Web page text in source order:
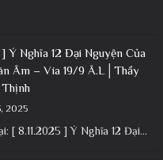
] Ý Nghĩa 12 Đại Nguyện Của
Âm – Vía 19/9 Â.L│Thầy
2025
+ Pháp thoại: [ 8.11.2025 ] Ý Nghĩa 12 Đại Nguyện Của Bồ Tát Quán Âm – Vía 19/9 Â.L│Thầy